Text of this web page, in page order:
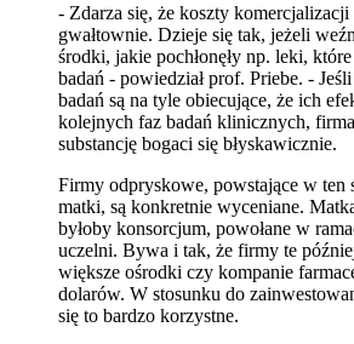
- Zdarza się, że koszty
gwałtownie. Dzieje się tak, jeżeli
środki, jakie pochłonęły np. leki,
badań - powiedział prof. Priebe. -
badań są na tyle obiecujące, że ich
kolejnych faz badań klinicznych,
substancję bogaci się błyskawicznie.
Firmy odpryskowe, powstające w ten
matki, są konkretnie wyceniane.
byłoby konsorcjum, powołane w
uczelni. Bywa i tak, że firmy te
większe ośrodki czy kompanie
dolarów. W stosunku do
się to bardzo korzystne.